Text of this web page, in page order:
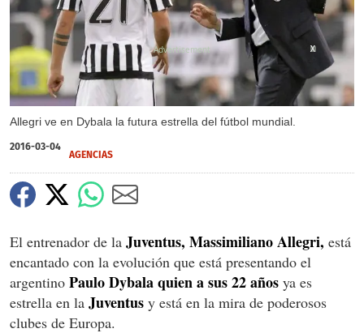
Allegri ve en Dybala la futura estrella del fútbol mundial.
X
X
2016-03-04
AGENCIAS
El entrenador de la Juventus, Massimiliano Allegri, está
encantado con la evolución que está presentando el
argentino Paulo Dybala quien a sus 22 años ya es
estrella en la Juventus y está en la mira de poderosos
clubes de Europa.